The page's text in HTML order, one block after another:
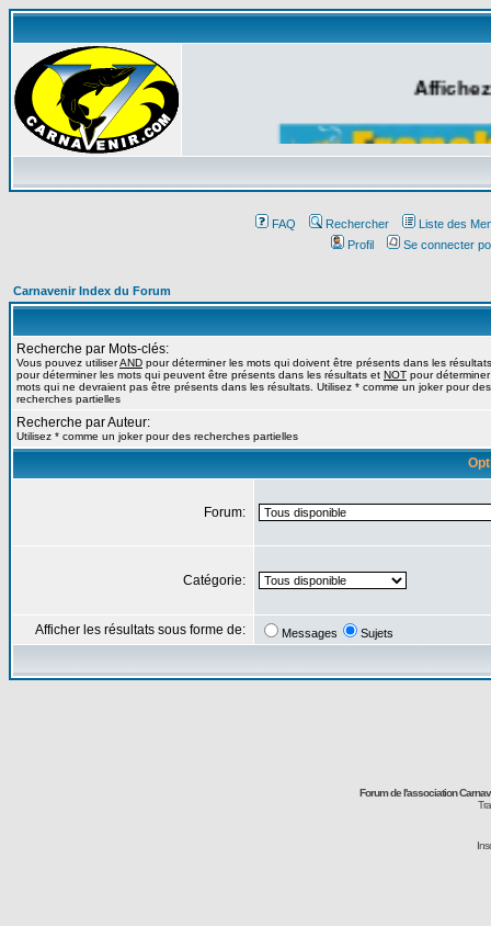
FAQ Rechercher
Liste des
Profil
Se connecter
Carnavenir Index du Forum
Recherche par Mots-clés:
Vous pouvez utiliserAND pour déterminer les mots qui doivent être présents dans les
pour déterminer les mots qui peuvent être présents dans les résultats et NOT pour
mots qui ne devraient pas être présents dans les résultats. Utilisez * comme un joker pour des
recherches partielles
Recherche par Auteur:
Utilisez * comme un joker pour des recherches partielles
Forum:
Catégorie:
Afficher les résultats sous forme de: Messages Sujets
Forum de l'association